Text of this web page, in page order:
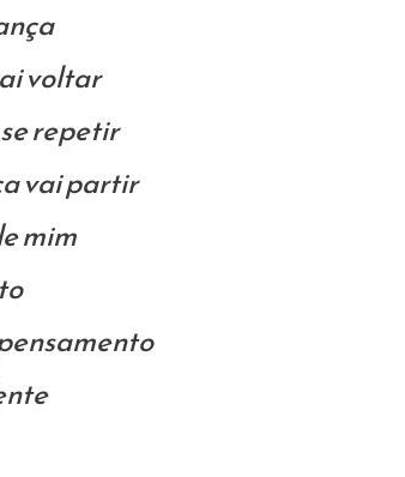
voltar
repetir
vai partir
mim